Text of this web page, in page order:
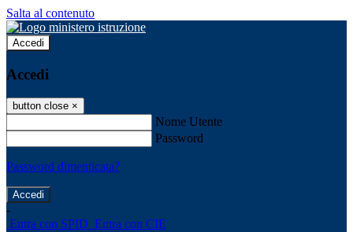
Salta al contenuto
Accedi
Accedi
button close ×
Nome Utente
Password
Password dimenticata?
-
Entra con SPID Entra con CIE